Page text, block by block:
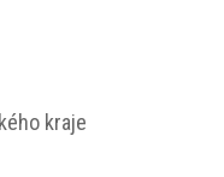
kraje